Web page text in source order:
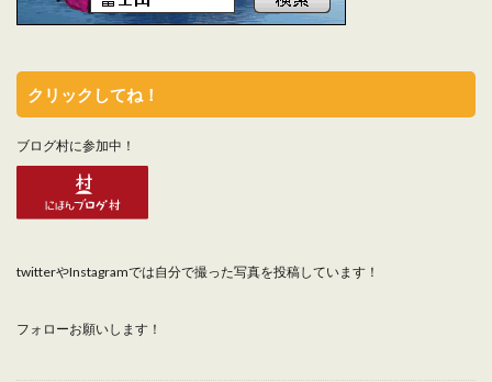
クリックしてね！
ブログ村に参加中！
twitterやInstagramでは自分で撮った写真を投稿しています！
フォローお願いします！